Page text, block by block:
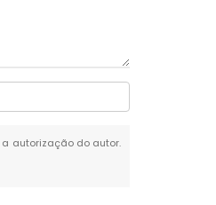
autorização do autor.